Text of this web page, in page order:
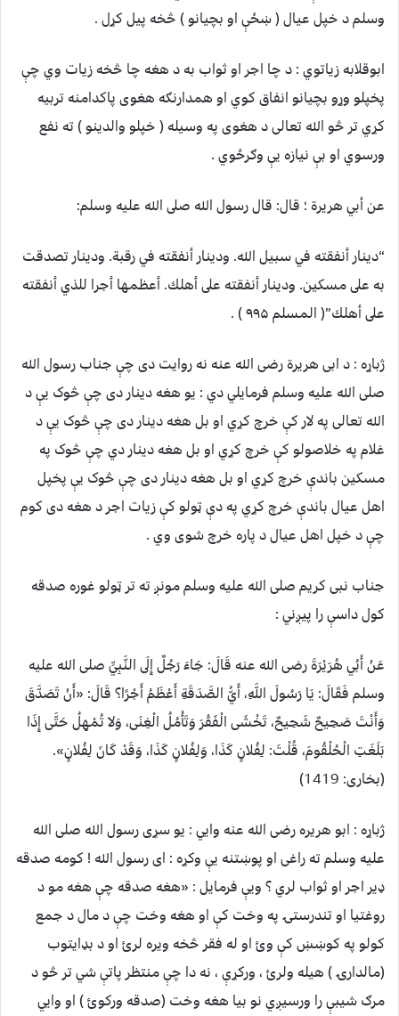
وسلم د خپل عيال ( ښځې او بچيانو ) څخه پيل کړل .
ابوقلابه زياتوي : د چا اجر او ثواب به د هغه چا څخه زيات وي چې
پخپلو وړو بچيانو انفاق کوي او همدارنګه هغوی پاکدامنه تربيه
کړي تر څو الله تعالی د هغوی په وسيله ( خپلو والدينو ) ته نفع
ورسوي او بې نيازه يې وګرځوي .
عن أبي هريرة ؛ قال: قال رسول الله صلى الله عليه وسلم:
“دينار أنفقته في سبيل الله. ودينار أنفقته في رقبة. ودينار تصدقت
به على مسكين. ودينار أنفقته على أهلك. أعظمها أجرا للذي أنفقته
على أهلك”( المسلم ۹۹۵ ) .
ژباړه : د ابی هريرة رضی الله عنه نه روايت دی چې جناب رسول الله
صلی الله عليه وسلم فرمايلي دي : يو هغه دينار دی چې څوک يې د
الله تعالی په لار کې خرچ کړي او بل هغه دينار دی چې څوک يې د
غلام په خلاصولو کې خرچ کړي او بل هغه دينار دي چې څوک په
مسکين باندې خرچ کړي او بل هغه دينار دی چې څوک يې پخپل
اهل عيال باندې خرچ کړي په دې ټولو کې زيات اجر د هغه دی کوم
چې د خپل اهل عيال د پاره خرچ شوی وي .
جناب نبی کريم صلی الله عليه وسلم مونږ ته تر ټولو غوره صدقه
کول داسې را پيږني :
عَنْ أَبُي هُرَيْرَةَ رضی الله عنه قَالَ: جَاءَ رَجُلٌ إِلَى النَّبِيِّ صلی الله عليه
وسلم فَقَالَ: يَا رَسُولَ اللَّهِ، أَيُّ الصَّدَقَةِ أَعْظَمُ أَجْرًا؟ قَالَ: «أَنْ تَصَدَّقَ
وَأَنْتَ صَحِيحٌ شَحِيحٌ، تَخْشَى الْفَقْرَ وَتَأْمُلُ الْغِنَى، وَلا تُمْهِلُ حَتَّى إِذَا
بَلَغَتِ الْحُلْقُومَ، قُلْتَ: لِفُلانٍ كَذَا، وَلِفُلانٍ كَذَا، وَقَدْ كَانَ لِفُلانٍ».
(بخارى: 1419)
ژباړه : ابو هريره رضی الله عنه وايي : يو سړی رسول الله صلی الله
عليه وسلم ته راغی او پوښتنه يې وکړه : ای رسول الله ! کومه صدقه
ډير اجر او ثواب لري ؟ ويې فرمايل : «هغه صدقه چې هغه مو د
روغتيا او تندرستۍ په وخت کې او هغه وخت چې د مال د جمع
کولو په کوښښ کې وﺉ او له فقر څخه ويره لرﺉ او د بډايتوب
(مالدارۍ ) هيله ولرﺉ ، ورکړې ، نه دا چې منتظر پاتې شي تر څو د
مرګ شيبې را ورسيږي نو بيا هغه وخت (صدقه ورکوﺉ ) او وايي